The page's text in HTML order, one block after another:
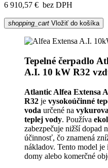
6 910,57 € bez DPH
shopping_cart Vložiť do košíka
Tepelné čerpadlo
A.I. 10 kW R32
Atlantic Alfea Extensa
R32 je vysokoúčinné
voda určené na
teplej vody. Používa
zabezpečuje nižší dopad
účinnosť, čo znamená
nákladov. Tento model
domy alebo komerčné